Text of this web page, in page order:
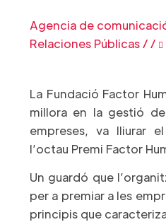
Agencia de
Relaciones Públicas / /
La Fundació Factor
millora en la gestió
empreses, va lliurar
l’octau Premi Factor
Un guardó que
per a premiar a les
principis que